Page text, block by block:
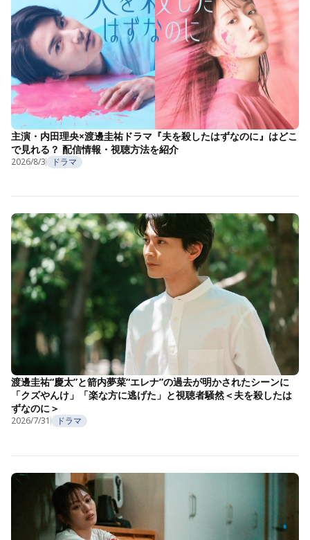
主演・内田理央×渡邊圭祐ドラマ『夫を殺したはずなのに』はどこ
で見れる？ 配信情報・視聴方法を紹介
2026/8/3 ドラマ
渡邊圭祐“慶太”と箭内夢菜“エレナ”の過去が明かされたシーンに
「クズやんけ」「楽な方に逃げた」と視聴者騒然＜夫を殺したは
ずなのに＞
2026/7/31 ドラマ